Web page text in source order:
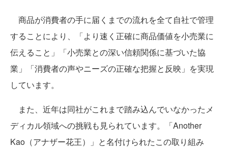
商品が消費者の手に届くまでの流れを全て自社で管理
することにより、「より速く正確に商品価値を小売業に
伝えること」「小売業との深い信頼関係に基づいた協
業」「消費者の声やニーズの正確な把握と反映」を実現
しています。
また、近年は同社がこれまで踏み込んでいなかったメ
ディカル領域への挑戦も見られています。「Another
Kao（アナザー花王）」と名付けられたこの取り組み